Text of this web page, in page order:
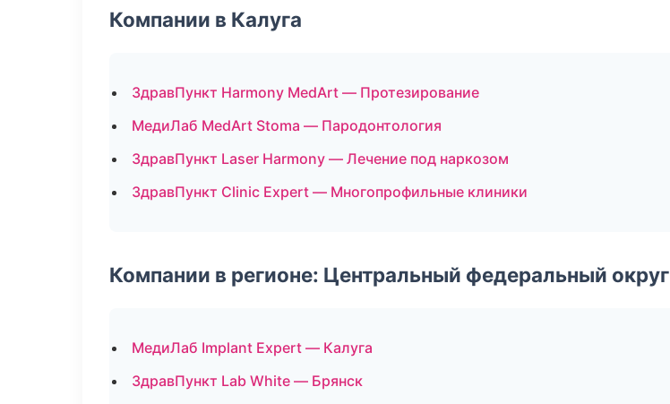
Компании в Калуга
ЗдравПункт Harmony MedArt — Протезирование
МедиЛаб MedArt Stoma — Пародонтология
ЗдравПункт Laser Harmony — Лечение под наркозом
ЗдравПункт Clinic Expert — Многопрофильные клиники
Компании в регионе: Центральный федеральный округ
МедиЛаб Implant Expert — Калуга
ЗдравПункт Lab White — Брянск